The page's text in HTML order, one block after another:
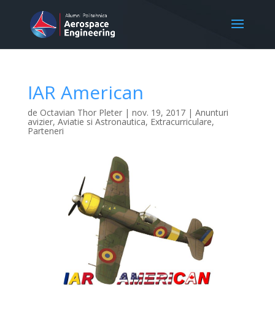
IAR American
de Octavian Thor Pleter| nov. 19, 2017| Anunturi
avizier, Aviatie si Astronautica, Extracurriculare,
Parteneri